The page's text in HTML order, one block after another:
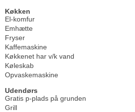
Køkken
El-komfur
Emhætte
Fryser
Kaffemaskine
Køkkenet har v/k vand
Køleskab
Opvaskemaskine
Udendørs
Gratis p-plads på grunden
Grill